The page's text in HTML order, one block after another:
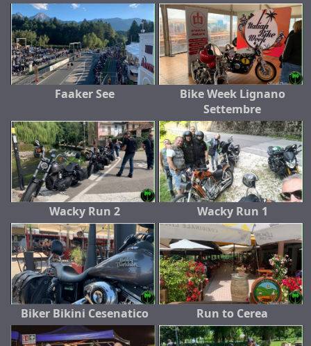
Faaker See
Bike Week Lignano
Settembre
Wacky Run 2 Wacky Run 1
Biker Bikini Cesenatico Run to Cerea